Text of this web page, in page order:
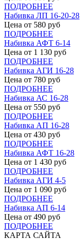
ПОДРОБНЕЕ
Набивка ЛП 16-20-28
Цена от 580 руб
ПОДРОБНЕЕ
Набивка АФТ 6-14
Цена от 1 130 руб
ПОДРОБНЕЕ
Набивка АГИ 16-28
Цена от 780 руб
ПОДРОБНЕЕ
Набивка АС 16-28
Цена от 550 руб
ПОДРОБНЕЕ
Набивка АП 16-28
Цена от 430 руб
ПОДРОБНЕЕ
Набивка АФТ 16-28
Цена от 1 430 руб
ПОДРОБНЕЕ
Набивка АГИ 4-5
Цена от 1 090 руб
ПОДРОБНЕЕ
Набивка АП 6-14
Цена от 490 руб
ПОДРОБНЕЕ
КАРТА САЙТА